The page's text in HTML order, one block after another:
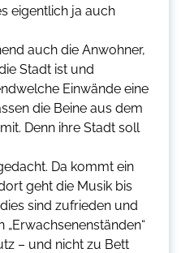
eigentlich ja auch
auch die Anwohner,
Stadt ist und
Einwände eine
die Beine aus dem
Denn ihre Stadt soll
Da kommt ein
geht die Musik bis
sind zufrieden und
– und nicht zu Bett